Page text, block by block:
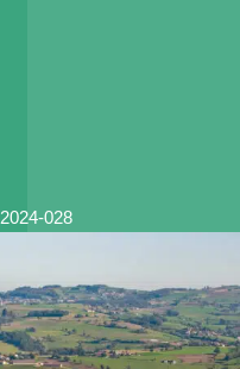
2024-028